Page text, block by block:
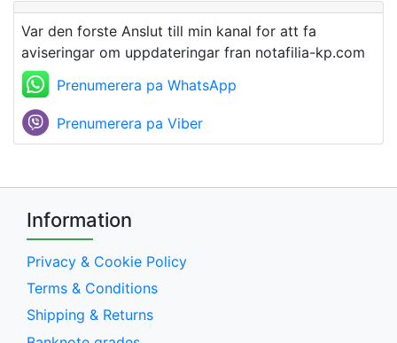
Var den forste Anslut till min kanal for att fa
aviseringar om uppdateringar fran notafilia-kp.com
Prenumerera pa WhatsApp
Prenumerera pa Viber
Information
Privacy & Cookie Policy
Terms & Conditions
Shipping & Returns